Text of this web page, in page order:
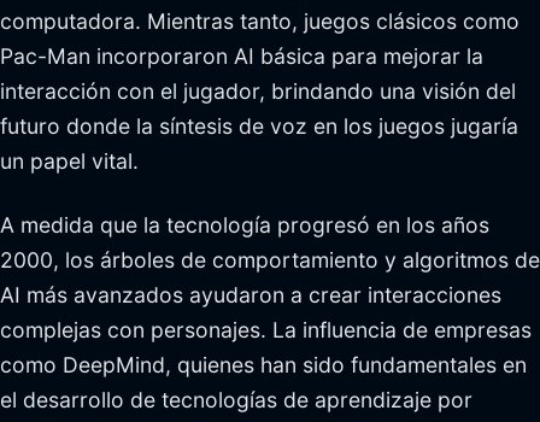
computadora. Mientras tanto, juegos clásicos como
Pac-Man incorporaron AI básica para mejorar la
interacción con el jugador, brindando una visión del
futuro donde la síntesis de voz en los juegos jugaría
un papel vital.
A medida que la tecnología progresó en los años
2000, los árboles de comportamiento y algoritmos de
AI más avanzados ayudaron a crear interacciones
complejas con personajes. La influencia de empresas
como DeepMind, quienes han sido fundamentales en
el desarrollo de tecnologías de aprendizaje por